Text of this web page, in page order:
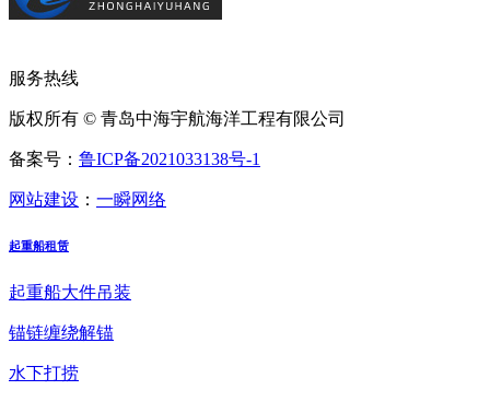
服务热线
版权所有 © 青岛中海宇航海洋工程有限公司
备案号： 鲁ICP备2021033138号-1
网站建设 ： 一瞬网络
起重船租赁
起重船大件吊装
锚链缠绕解锚
水下打捞